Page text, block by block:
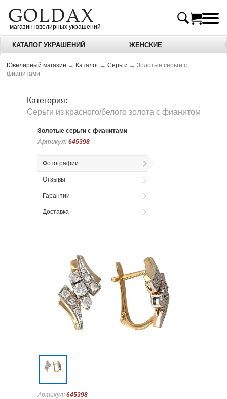
магазин ювелирных украшений
КАТАЛОГ УКРАШЕНИЙ ЖЕНСКИЕ
Ювелирный магазин → Каталог → Серьги → Золотые серьги с
фианитами
Категория:
Серьги из красного/белого золота c фианитом
Золотые серьги с фианитами
Артикул: 645398
Артикул: 645398
Фотографии
Отзывы
Гарантии
Доставка
Артикул: 645398